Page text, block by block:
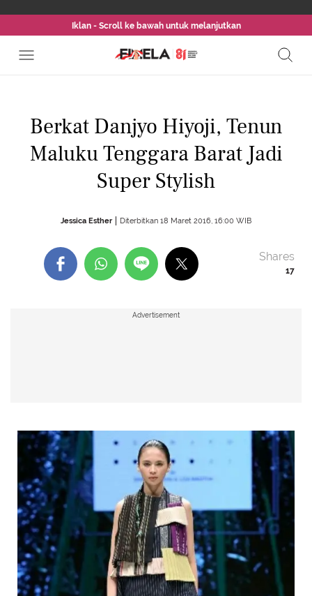
Iklan - Scroll ke bawah untuk melanjutkan
Berkat Danjyo Hiyoji, Tenun
Maluku Tenggara Barat Jadi
Super Stylish
Jessica Esther Diterbitkan 18 Maret 2016, 16:00 WIB
17
Shares
Advertisement